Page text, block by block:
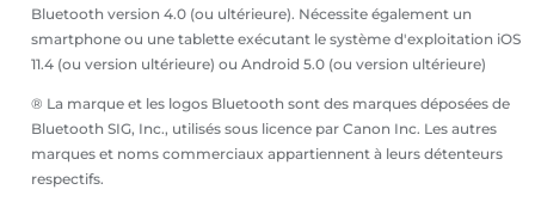
Bluetooth version 4.0 (ou ultérieure). Nécessite également un
smartphone ou une tablette exécutant le système d'exploitation iOS
11.4 (ou version ultérieure) ou Android 5.0 (ou version ultérieure)
® La marque et les logos Bluetooth sont des marques déposées de
Bluetooth SIG, Inc., utilisés sous licence par Canon Inc. Les autres
marques et noms commerciaux appartiennent à leurs détenteurs
respectifs.